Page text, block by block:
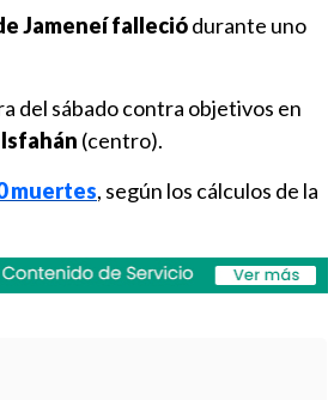
Jameneí falleciódurante uno
del sábado contra objetivos en
Isfahán (centro).
muertes, según los cálculos de la